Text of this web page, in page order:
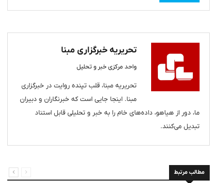
تحریریه خبرگزاری مبنا
واحد مرکزی خبر و تحلیل
تحریریه مبنا، قلب تپنده روایت در خبرگزاری
مبنا. اینجا جایی است که خبرنگاران و دبیران
ما، دور از هیاهو، داده‌های خام را به خبر و تحلیلی قابل استناد
تبدیل می‌کنند.
مطالب مرتبط